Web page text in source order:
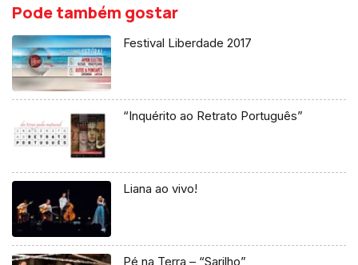
Pode também gostar
Festival Liberdade 2017
“Inquérito ao Retrato Português”
Liana ao vivo!
Pé na Terra – “Sarilho”